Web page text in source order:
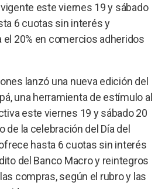
este viernes 19 y sábado
6 cuotas sin interés y
20% en comercios adheridos
lanzó una nueva edición del
una herramienta de estímulo al
este viernes 19 y sábado 20
de la celebración del Día del
hasta 6 cuotas sin interés
del Banco Macro y reintegros
compras, según el rubro y las